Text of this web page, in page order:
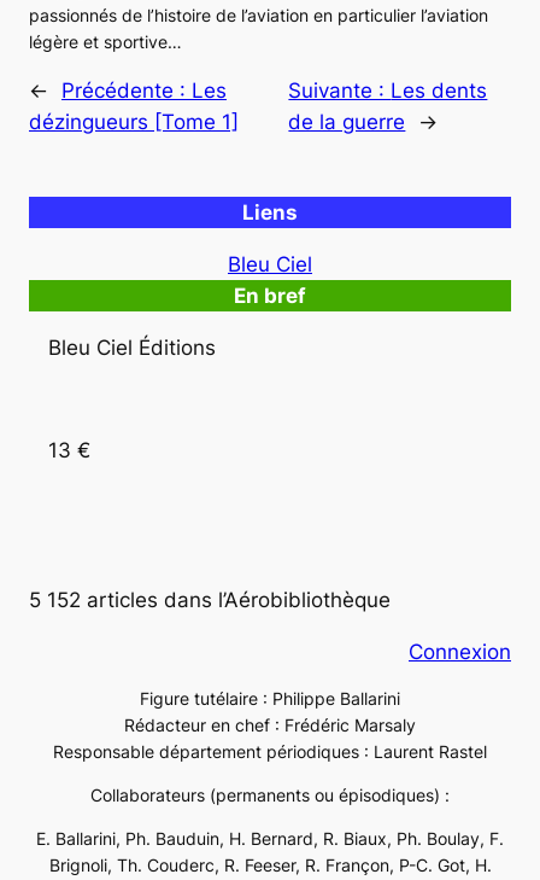
passionnés de l’histoire de l’aviation en particulier l’aviation
légère et sportive…
← Précédente : Les
dézingueurs [Tome 1]
Suivante : Les dents
de la guerre
→
Liens
Bleu Ciel
En bref
Bleu Ciel Éditions
13 €
5 152 articles dans l’Aérobibliothèque
Connexion
Figure tutélaire : Philippe Ballarini
Rédacteur en chef : Frédéric Marsaly
Responsable département périodiques : Laurent Rastel
Collaborateurs (permanents ou épisodiques) :
E. Ballarini, Ph. Bauduin, H. Bernard, R. Biaux, Ph. Boulay, F.
Brignoli, Th. Couderc, R. Feeser, R. Françon, P-C. Got, H.